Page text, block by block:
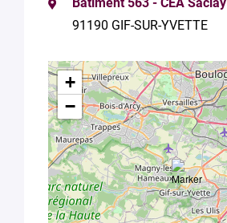
91190 GIF-SUR-YVETTE
+
−